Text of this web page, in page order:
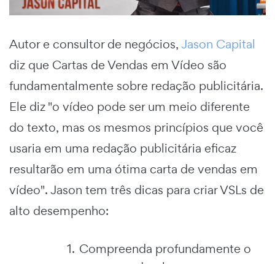
Autor e consultor de negócios,Jason Capital
diz que Cartas de Vendas em Vídeo são
fundamentalmente sobre redação publicitária.
Ele diz "o vídeo pode ser um meio diferente
do texto, mas os mesmos princípios que você
usaria em uma redação publicitária eficaz
resultarão em uma ótima carta de vendas em
vídeo". Jason tem três dicas para criar VSLs de
alto desempenho:
Compreenda profundamente o